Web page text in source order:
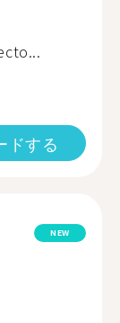
ドする
NEW